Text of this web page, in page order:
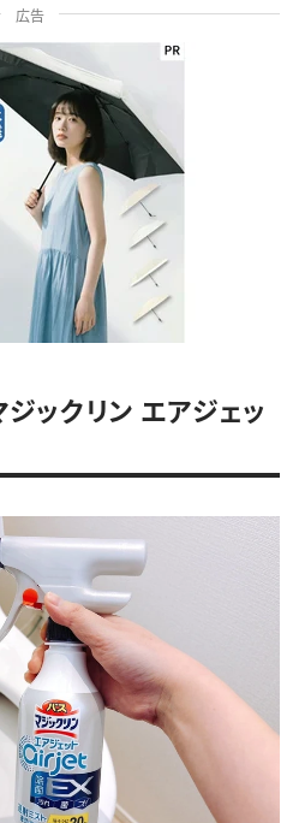
広告
ックリン エアジェッ